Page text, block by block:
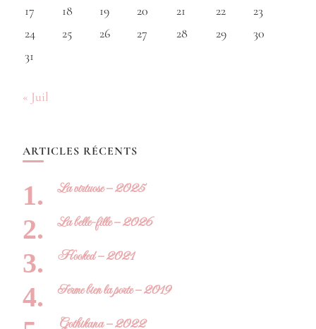
17
18 19 20 21 22
23
24
25 26 27 28 29
30
31
« Juil
ARTICLES RÉCENTS
La virtuose – 2025
La belle-fille – 2026
Hooked – 2021
Ferme bien la porte – 2019
Gothikana – 2022